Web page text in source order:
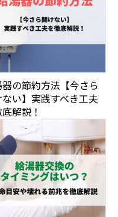
の節約方法【今さら
ない】実践すべき工夫
解説！